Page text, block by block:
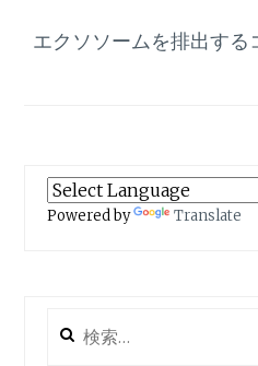
ビ
ョ
エクソソームを排出す
Powered by Translate
索: